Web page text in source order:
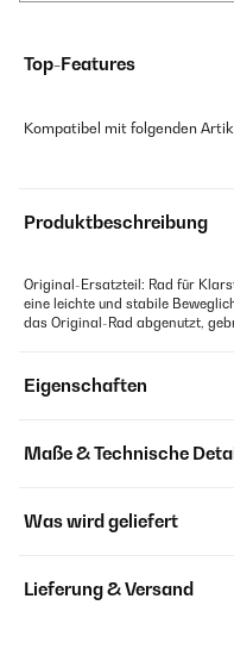
Top-Features
Kompatibel mit folgenden
Produktbeschreibung
Original-Ersatzteil: Rad für
eine leichte und stabile
das Original-Rad abgenutzt,
Eigenschaften
Maße & Technische
Was wird geliefert
Lieferung & Versand